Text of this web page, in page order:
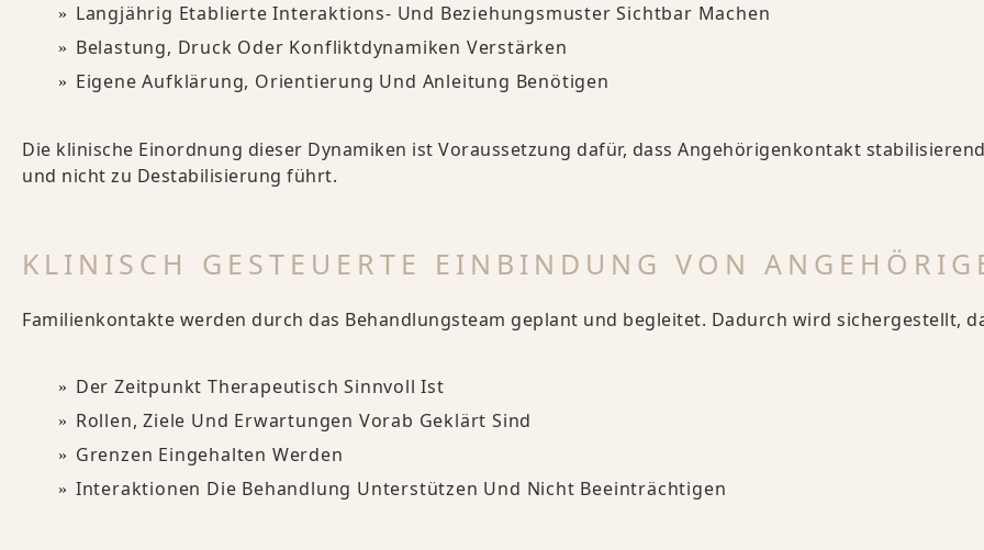
Langjährig Etablierte Interaktions- Und Beziehungsmuster Sichtbar Machen
Belastung, Druck Oder Konfliktdynamiken Verstärken
Eigene Aufklärung, Orientierung Und Anleitung Benötigen
Die klinische Einordnung dieser Dynamiken ist Voraussetzung dafür, dass Angehörigenkontakt
und nicht zu Destabilisierung führt.
KLINISCH GESTEUERTE EINBINDUNG VON
Familienkontakte werden durch das Behandlungsteam geplant und begleitet. Dadurch wird sichergestellt,
Der Zeitpunkt Therapeutisch Sinnvoll Ist
Rollen, Ziele Und Erwartungen Vorab Geklärt Sind
Grenzen Eingehalten Werden
Interaktionen Die Behandlung Unterstützen Und Nicht Beeinträchtigen